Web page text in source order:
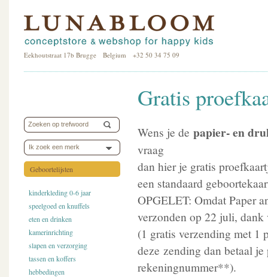
Eekhoutstraat 17b Brugge Belgium +32 50 34 75 09
Ik zoek een merk
Geboortelijsten
kinderkleding 0-6 jaar
speelgoed en knuffels
eten en drinken
kamerinrichting
slapen en verzorging
tassen en koffers
hebbedingen
Gratis
Wens je de papier- en
vraag
dan hier je gratis
een standaard
OPGELET: Omdat Paper
verzonden op 22 juli,
(1 gratis verzending met 1
deze zending dan betaal
rekeningnummer**).